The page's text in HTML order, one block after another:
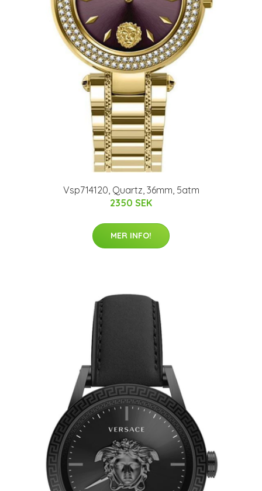
Vsp714120, Quartz, 36mm, 5atm
2350 SEK
MER INFO!